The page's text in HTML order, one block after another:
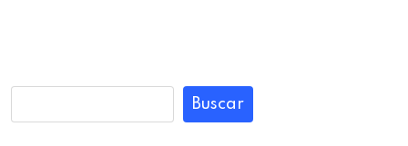
Buscar